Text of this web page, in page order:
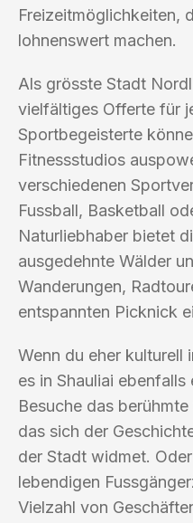
Freizeitmöglichkeiten,
lohnenswert machen.
Als grösste Stadt
vielfältiges Offerte für
Sportbegeisterte
Fitnessstudios
verschiedenen
Fussball, Basketball
Naturliebhaber bietet
ausgedehnte Wälder
Wanderungen,
entspannten Picknick
Wenn du eher kulturell
es in Shauliai
Besuche das
das sich der
der Stadt widmet.
lebendigen
Vielzahl von